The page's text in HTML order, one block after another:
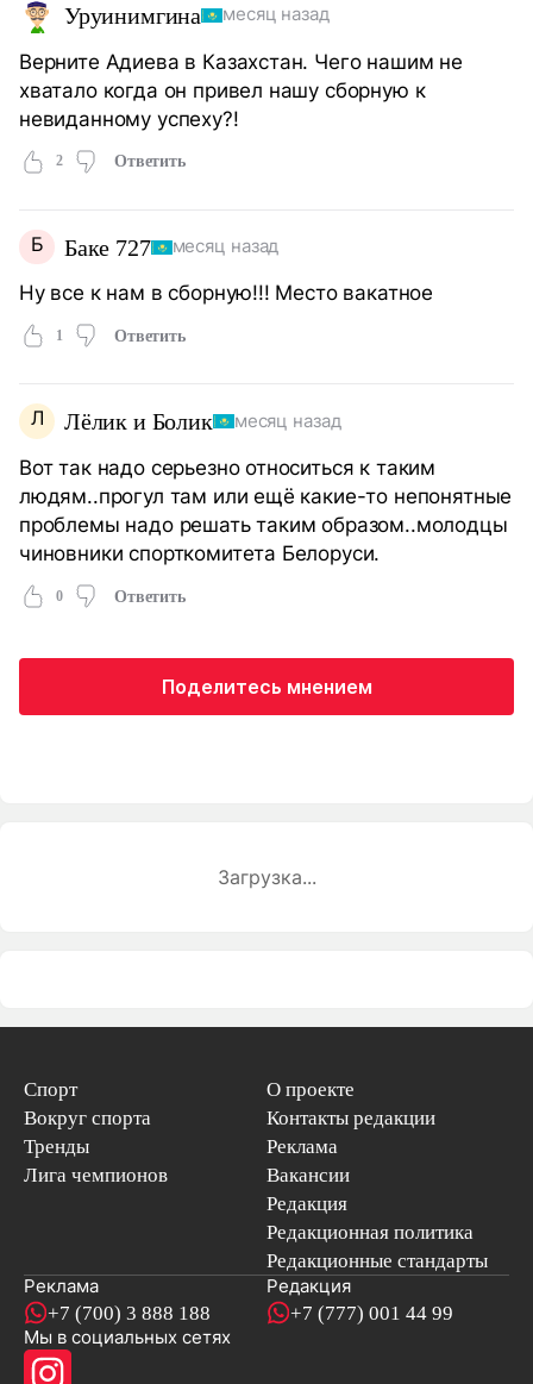
Уруинимгина месяц назад
Верните Адиева в Казахстан. Чего нашим не
хватало когда он привел нашу сборную к
невиданному успеху?!
2 Ответить
Б Баке 727 месяц назад
Ну все к нам в сборную!!! Место вакатное
1 Ответить
Л Лёлик и Болик месяц назад
Вот так надо серьезно относиться к таким
людям..прогул там или ещё какие-то непонятные
проблемы надо решать таким образом..молодцы
чиновники спорткомитета Белоруси.
0 Ответить
Поделитесь мнением
Загрузка...
Спорт
Вокруг спорта
Тренды
Лига чемпионов
О проекте
Контакты редакции
Реклама
Вакансии
Редакция
Редакционная политика
Редакционные стандарты
Реклама
+7 (700) 3 888 188
Редакция
+7 (777) 001 44 99
Мы в социальных сетях